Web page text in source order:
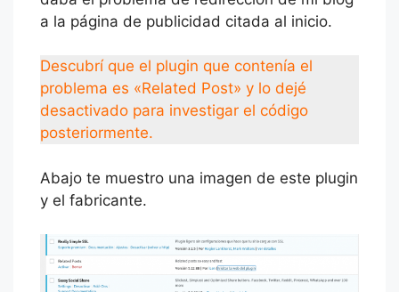
a la página de publicidad citada al inicio.
Descubrí que el plugin que contenía el
problema es «Related Post» y lo dejé
desactivado para investigar el código
posteriormente.
Abajo te muestro una imagen de este plugin
y el fabricante.